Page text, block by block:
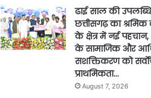
ढाई साल की
छत्तीसगढ़ का
के क्षेत्र में नई पहचान,
के सामाजिक और
सशक्तिकरण को
प्राथमिकता…
August 7, 2026